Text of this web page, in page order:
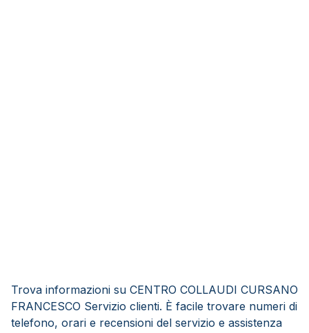
Trova informazioni su CENTRO COLLAUDI CURSANO
FRANCESCO Servizio clienti. È facile trovare numeri di
telefono, orari e recensioni del servizio e assistenza